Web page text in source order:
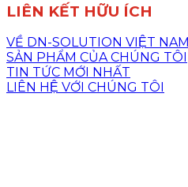
LIÊN KẾT HỮU ÍCH
VỀ DN-SOLUTION VIỆT NAM
SẢN PHẨM CỦA CHÚNG TÔI
TIN TỨC MỚI NHẤT
LIÊN HỆ VỚI CHÚNG TÔI